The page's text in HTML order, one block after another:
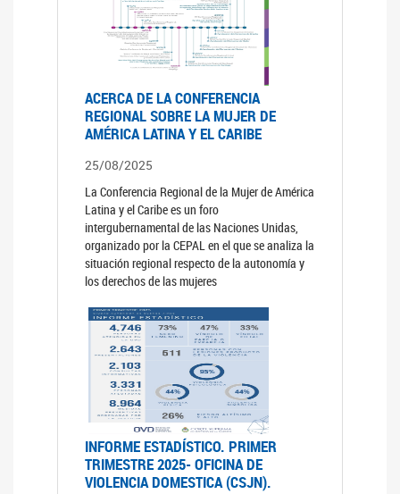
ACERCA DE LA CONFERENCIA
REGIONAL SOBRE LA MUJER DE
AMÉRICA LATINA Y EL CARIBE
25/08/2025
La Conferencia Regional de la Mujer de América
Latina y el Caribe es un foro
intergubernamental de las Naciones Unidas,
organizado por la CEPAL en el que se analiza la
situación regional respecto de la autonomía y
los derechos de las mujeres
INFORME ESTADÍSTICO. PRIMER
TRIMESTRE 2025- OFICINA DE
VIOLENCIA DOMESTICA (CSJN).